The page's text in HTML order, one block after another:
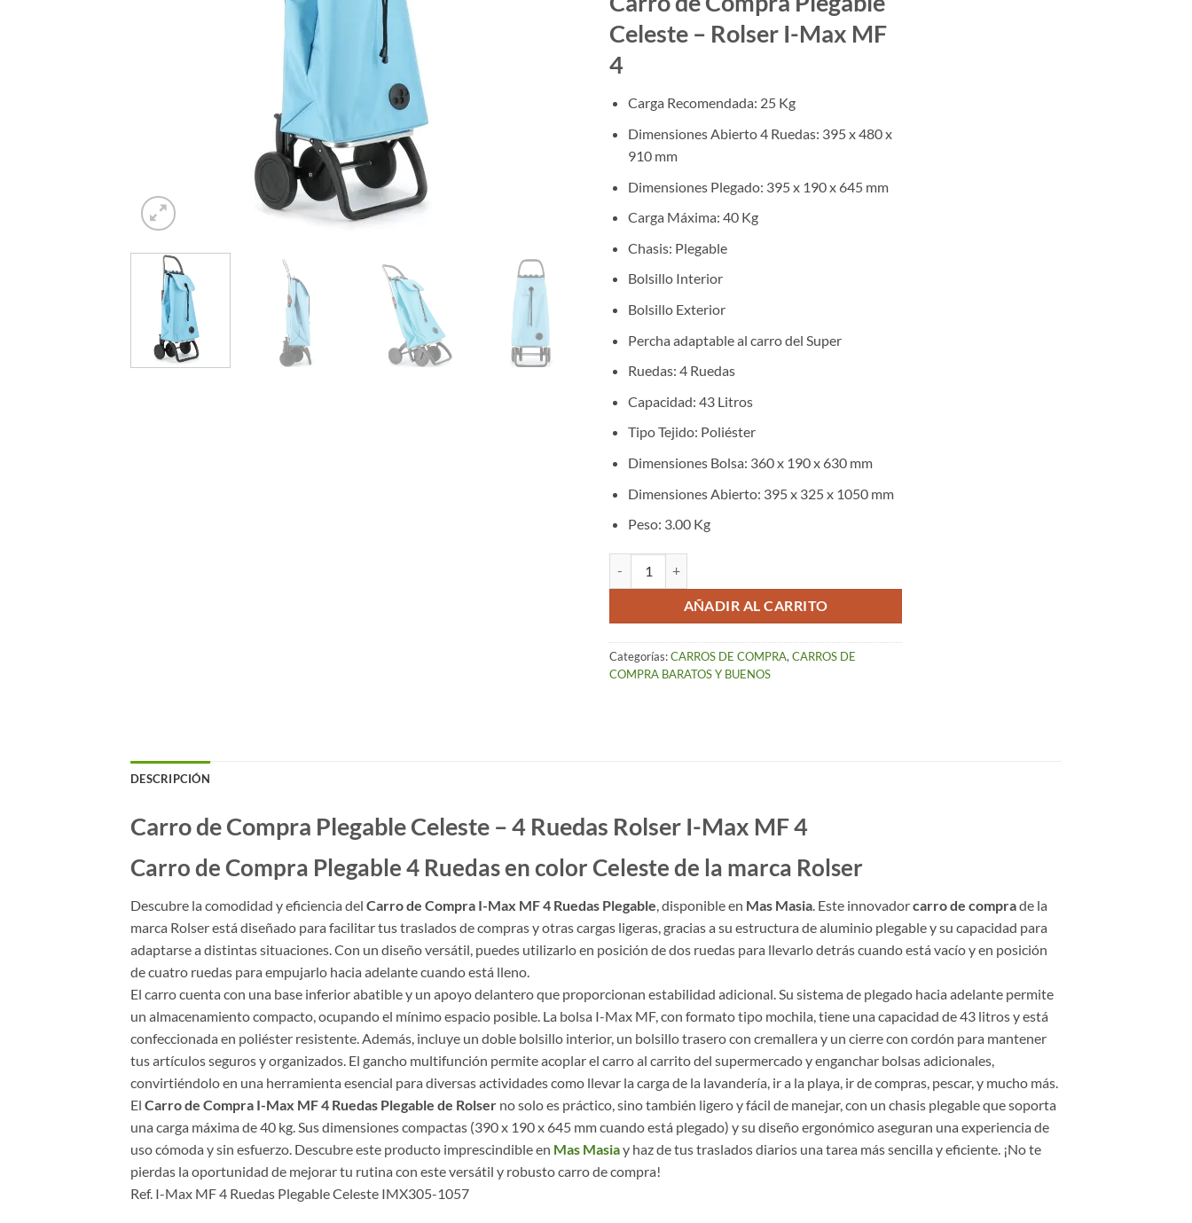
original
era:
81.20 €.
actual
es:
64.95 €.
Celeste – Rolser I-Max MF
4
Carga Recomendada: 25 Kg
Dimensiones Abierto 4 Ruedas: 395 x 480 x
910 mm
Dimensiones Plegado: 395 x 190 x 645 mm
Carga Máxima: 40 Kg
Chasis: Plegable
Bolsillo Interior
Bolsillo Exterior
Percha adaptable al carro del Super
Ruedas: 4 Ruedas
Capacidad: 43 Litros
Tipo Tejido: Poliéster
Dimensiones Bolsa: 360 x 190 x 630 mm
Dimensiones Abierto: 395 x 325 x 1050 mm
Peso: 3.00 Kg
AÑADIR AL CARRITO
Categorías:CARROS DE COMPRA, CARROS DE
COMPRA BARATOS Y BUENOS
DESCRIPCIÓN
Carro de Compra Plegable Celeste – 4 Ruedas Rolser I-Max MF 4
Carro de Compra Plegable 4 Ruedas en color Celeste de la marca Rolser
Descubre la comodidad y eficiencia del Carro de Compra I-Max MF 4 Ruedas Plegable, disponible en Mas Masia. Este innovadorcarro de comprade la
marca Rolser está diseñado para facilitar tus traslados de compras y otras cargas ligeras, gracias a su estructura de aluminio plegable y su capacidad para
adaptarse a distintas situaciones. Con un diseño versátil, puedes utilizarlo en posición de dos ruedas para llevarlo detrás cuando está vacío y en posición
de cuatro ruedas para empujarlo hacia adelante cuando está lleno.
El carro cuenta con una base inferior abatible y un apoyo delantero que proporcionan estabilidad adicional. Su sistema de plegado hacia adelante permite
un almacenamiento compacto, ocupando el mínimo espacio posible. La bolsa I-Max MF, con formato tipo mochila, tiene una capacidad de 43 litros y está
confeccionada en poliéster resistente. Además, incluye un doble bolsillo interior, un bolsillo trasero con cremallera y un cierre con cordón para mantener
tus artículos seguros y organizados. El gancho multifunción permite acoplar el carro al carrito del supermercado y enganchar bolsas adicionales,
convirtiéndolo en una herramienta esencial para diversas actividades como llevar la carga de la lavandería, ir a la playa, ir de compras, pescar, y mucho más.
El Carro de Compra I-Max MF 4 Ruedas Plegable de Rolser no solo es práctico, sino también ligero y fácil de manejar, con un chasis plegable que soporta
una carga máxima de 40 kg. Sus dimensiones compactas (390 x 190 x 645 mm cuando está plegado) y su diseño ergonómico aseguran una experiencia de
uso cómoda y sin esfuerzo. Descubre este producto imprescindible en Mas Masiay haz de tus traslados diarios una tarea más sencilla y eficiente. ¡No te
pierdas la oportunidad de mejorar tu rutina con este versátil y robusto carro de compra!
Ref. I-Max MF 4 Ruedas Plegable Celeste IMX305-1057